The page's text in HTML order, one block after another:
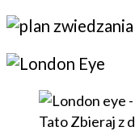
Tato Zbieraj z